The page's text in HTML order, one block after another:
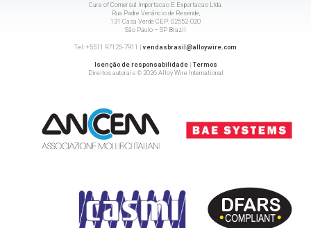
Care of Comersul Importacao E Exportacao Ltda.
Rua Padre Venâncio de Resende,
131 Casa Verde CEP: 02552-020
São Paulo – SP Brazil
Tel: +5511 97125-7911 |vendasbrasil@alloywire.com
Isenção de responsabilidade|Termos
Direitos autorais © 2026 Alloy Wire International